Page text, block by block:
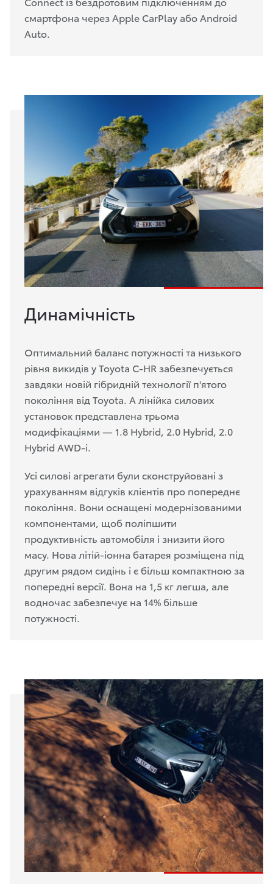
смартфона через Apple CarPlay або Android
Auto.
Динамічність
Оптимальний баланс потужності та низького
рівня викидів у Toyota C-HR забезпечується
завдяки новій гібридній технології п'ятого
покоління від Toyota. А лінійка силових
установок представлена трьома
модифікаціями — 1.8 Hybrid, 2.0 Hybrid, 2.0
Hybrid AWD-i.
Усі силові агрегати були сконструйовані з
урахуванням відгуків клієнтів про попереднє
покоління. Вони оснащені модернізованими
компонентами, щоб поліпшити
продуктивність автомобіля і знизити його
масу. Нова літій-іонна батарея розміщена під
другим рядом сидінь і є більш компактною за
попередні версії. Вона на 1,5 кг легша, але
водночас забезпечує на 14% більше
потужності.